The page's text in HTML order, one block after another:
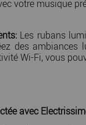
votre musique
Les rubans
des
Wi-Fi, vous
avec